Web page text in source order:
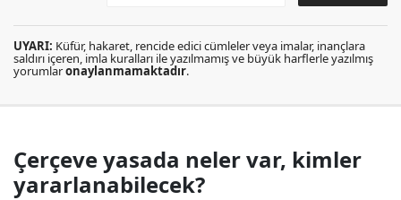
UYARI: Küfür, hakaret, rencide edici cümleler veya imalar, inançlara
saldırı içeren, imla kuralları ile yazılmamış ve büyük harflerle yazılmış
yorumlaronaylanmamaktadır.
Çerçeve yasada neler var, kimler
yararlanabilecek?